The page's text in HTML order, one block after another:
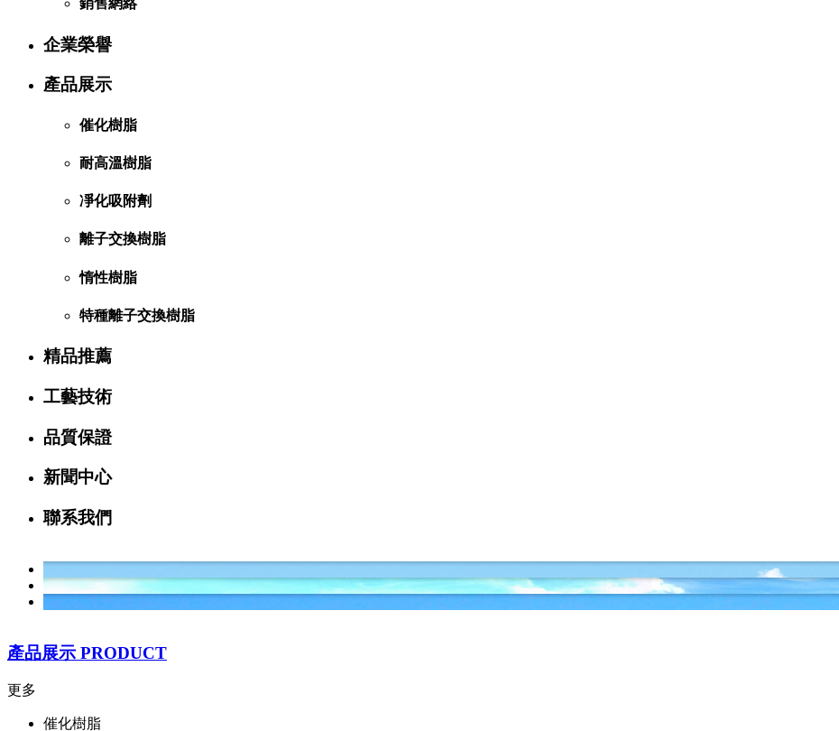
銷售網絡
企業榮譽
產品展示
催化樹脂
耐高溫樹脂
凈化吸附劑
離子交換樹脂
惰性樹脂
特種離子交換樹脂
精品推薦
工藝技術
品質保證
新聞中心
聯系我們
產品展示 PRODUCT
更多
催化樹脂